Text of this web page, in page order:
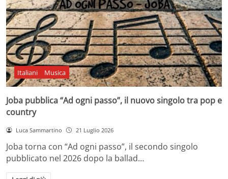
Italiani Musica
Joba pubblica “Ad ogni passo”, il nuovo singolo tra pop e
country
Luca Sammartino 21 Luglio 2026
Joba torna con “Ad ogni passo”, il secondo singolo
pubblicato nel 2026 dopo la ballad…